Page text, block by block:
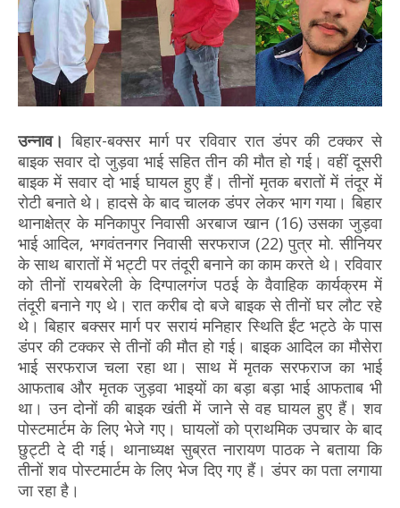
उन्नाव। बिहार-बक्सर मार्ग पर रविवार रात डंपर की टक्कर से
बाइक सवार दो जुड़वा भाई सहित तीन की मौत हो गई। वहीं दूसरी
बाइक में सवार दो भाई घायल हुए हैं। तीनों मृतक बरातों में तंदूर में
रोटी बनाते थे। हादसे के बाद चालक डंपर लेकर भाग गया। बिहार
थानाक्षेत्र के मनिकापुर निवासी अरबाज खान (16) उसका जुड़वा
भाई आदिल, भगवंतनगर निवासी सरफराज (22) पुत्र मो. सीनियर
के साथ बारातों में भट्टी पर तंदूरी बनाने का काम करते थे। रविवार
को तीनों रायबरेली के दिग्पालगंज पठई के वैवाहिक कार्यक्रम में
तंदूरी बनाने गए थे। रात करीब दो बजे बाइक से तीनों घर लौट रहे
थे। बिहार बक्सर मार्ग पर सरायं मनिहार स्थिति ईंट भट्ठे के पास
डंपर की टक्कर से तीनों की मौत हो गई। बाइक आदिल का मौसेरा
भाई सरफराज चला रहा था। साथ में मृतक सरफराज का भाई
आफताब और मृतक जुड़वा भाइयों का बड़ा बड़ा भाई आफताब भी
था। उन दोनों की बाइक खंती में जाने से वह घायल हुए हैं। शव
पोस्टमार्टम के लिए भेजे गए। घायलों को प्राथमिक उपचार के बाद
छुट्टी दे दी गई। थानाध्यक्ष सुब्रत नारायण पाठक ने बताया कि
तीनों शव पोस्टमार्टम के लिए भेज दिए गए हैं। डंपर का पता लगाया
जा रहा है।